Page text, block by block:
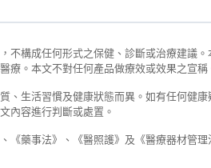
不構成任何形式之保健、診斷或治療建議
療。本文不對任何產品做療效或效果之宣稱
、生活習慣及健康狀態而異。如有任何健
內容進行判斷或處置。
《藥事法》、《醫照護》及《醫療器材管